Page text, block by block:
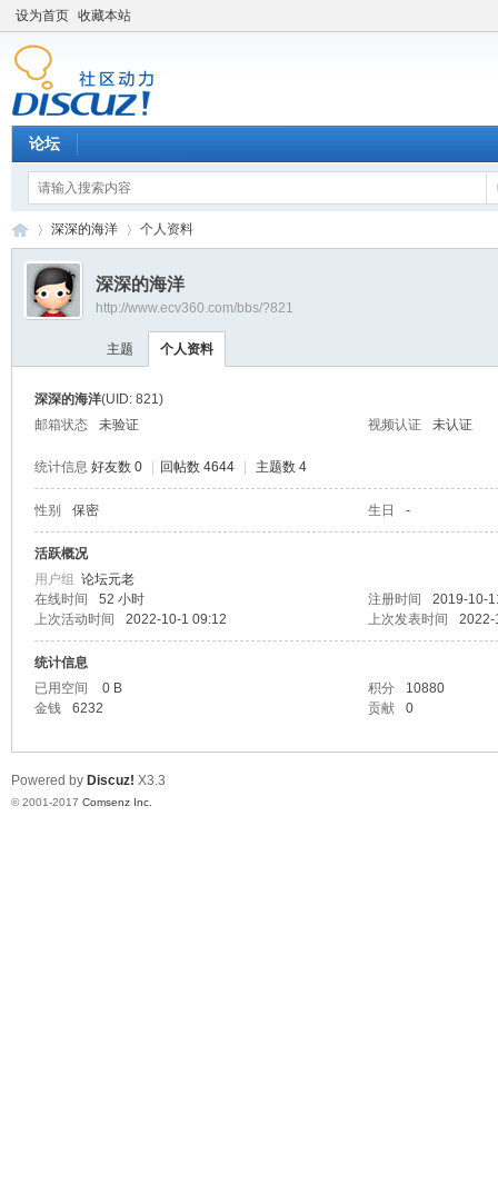
设为首页 收藏本站
论坛
›
深深的海洋 个人资料
深深的海洋
http://www.ecv360.com/bbs/?821
主题 个人资料
深深的海洋(UID: 821)
邮箱状态
未验证 视频认证 未认证
统计信息 好友数 0 回帖数 4644 主题数 4
性别 保密 生日 -
活跃概况
用户组 论坛元老
在线时间
52 小时 注册时间
2019-10-
上次活动时间
2022-10-1 09:12 上次发表时间 2022-
统计信息
已用空间
0 B 积分
10880
金钱
6232 贡献 0
Powered by Discuz! X3.3
© 2001-2017 Comsenz Inc.